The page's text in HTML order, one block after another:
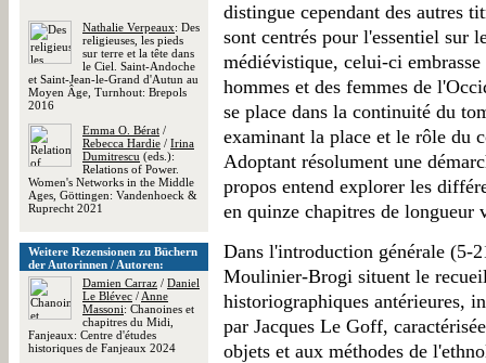
Nathalie Verpeaux: Des
religieuses, les pieds
sur terre et la tête dans
le Ciel. Saint-Andoche
et Saint-Jean-le-Grand d'Autun au
Moyen Âge, Turnhout: Brepols
2016
Emma O. Bérat /
Rebecca Hardie / Irina
Dumitrescu (eds.):
Relations of Power.
Women's Networks in the Middle
Ages, Göttingen: Vandenhoeck &
Ruprecht 2021
Weitere Rezensionen zu Büchern
der Autorinnen / Autoren:
Damien Carraz / Daniel
Le Blévec / Anne
Massoni: Chanoines et
chapitres du Midi,
Fanjeaux: Centre d'études
historiques de Fanjeaux 2024
distingue cependant des autres
sont centrés pour l'essentiel sur
médiévistique, celui-ci
hommes et des femmes de
se place dans la continuité du
examinant la place et le rôle du
Adoptant résolument une
propos entend explorer les
en quinze chapitres de longueur
Dans l'introduction générale (5-
Moulinier-Brogi situent le
historiographiques antérieures,
par Jacques Le Goff,
objets et aux méthodes de